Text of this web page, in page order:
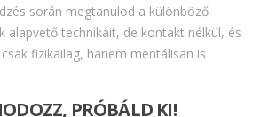
során megtanulod a különböző
alapvető technikáit, de kontakt nélkül, és
fizikailag, hanem mentálisan is
PRÓBÁLD KI!